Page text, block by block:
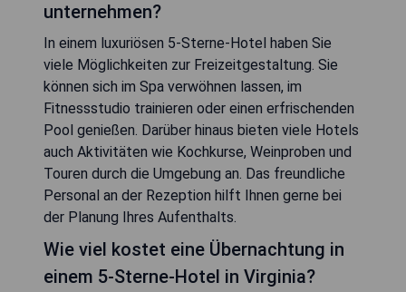
unternehmen?
In einem luxuriösen 5-Sterne-Hotel haben Sie
viele Möglichkeiten zur Freizeitgestaltung. Sie
können sich im Spa verwöhnen lassen, im
Fitnessstudio trainieren oder einen erfrischenden
Pool genießen. Darüber hinaus bieten viele Hotels
auch Aktivitäten wie Kochkurse, Weinproben und
Touren durch die Umgebung an. Das freundliche
Personal an der Rezeption hilft Ihnen gerne bei
der Planung Ihres Aufenthalts.
Wie viel kostet eine Übernachtung in
einem 5-Sterne-Hotel in Virginia?